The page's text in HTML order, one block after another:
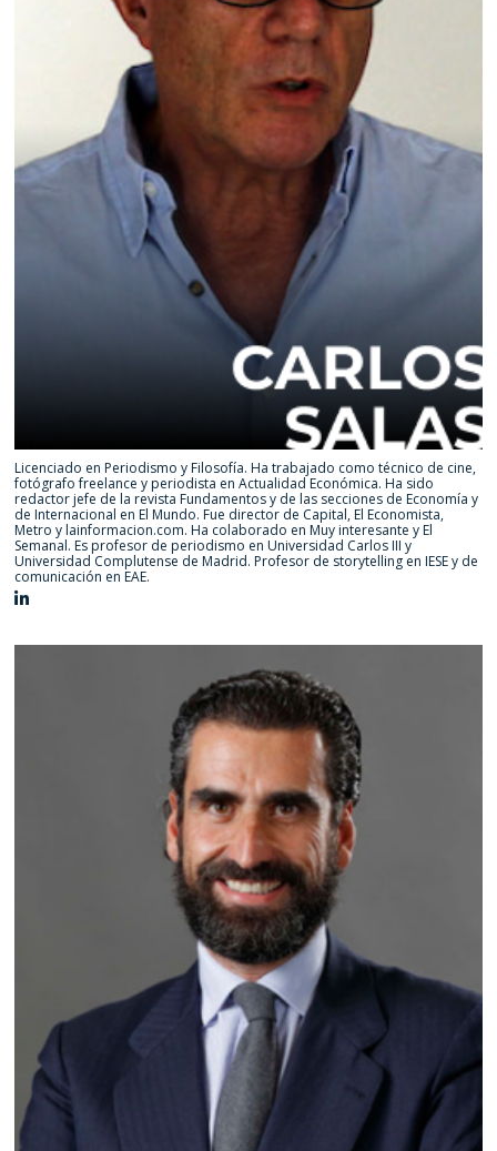
Licenciado en Periodismo y Filosofía. Ha trabajado como técnico de cine,
fotógrafo freelance y periodista en Actualidad Económica. Ha sido
redactor jefe de la revista Fundamentos y de las secciones de Economía y
de Internacional en El Mundo. Fue director de Capital, El Economista,
Metro y lainformacion.com. Ha colaborado en Muy interesante y El
Semanal. Es profesor de periodismo en Universidad Carlos III y
Universidad Complutense de Madrid. Profesor de storytelling en IESE y de
comunicación en EAE.